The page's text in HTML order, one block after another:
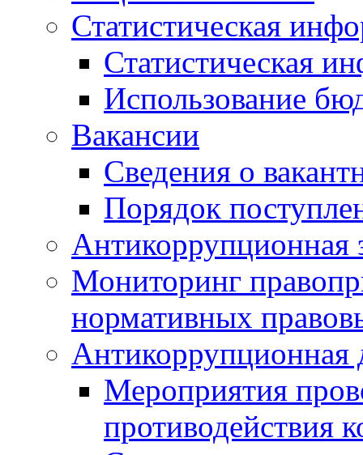
Статистическая
Статистическая
Использование
Вакансии
Сведения о
Порядок
Антикоррупционная
Мониторинг
нормативных
Антикоррупционная
Мероприятия
противодействия